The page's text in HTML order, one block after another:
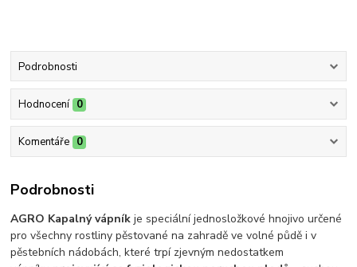
Podrobnosti
Hodnocení 0
Komentáře 0
Podrobnosti
AGRO Kapalný vápník je speciální jednosložkové hnojivo určené
pro všechny rostliny pěstované na zahradě ve volné půdě i v
pěstebních nádobách, které trpí zjevným nedostatkem